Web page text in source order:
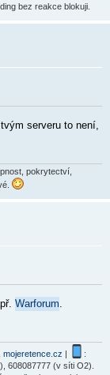
bez reakce blokuji.
serveru to není,
pokrytectví,
Warforum.
mojeretence.cz |
:
608087777 (v síti O2).